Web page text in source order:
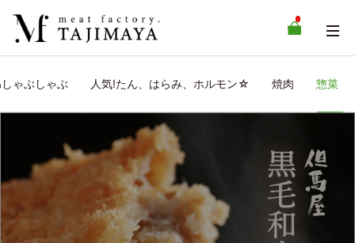
ゃぶしゃぶ 人気!たん、はらみ、ホルモン☆ 焼肉 惣菜